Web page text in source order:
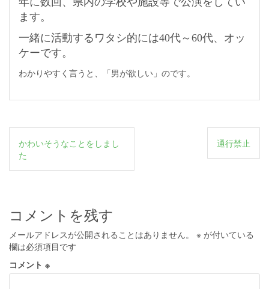
ます。
一緒に活動するワタシ的には40代～60代、オッ
ケーです。
わかりやすく言うと、「男が欲しい」のです。
投
稿
ナ
ゲ
ー
シ
ョ
かわいそうなことをしまし
た
通行禁止
コメントを残す
メールアドレスが公開されることはありません。 ※ が付いている
欄は必須項目です
コメント ※